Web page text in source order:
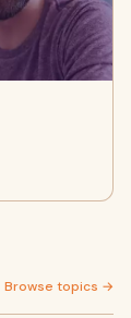
Browse topics →